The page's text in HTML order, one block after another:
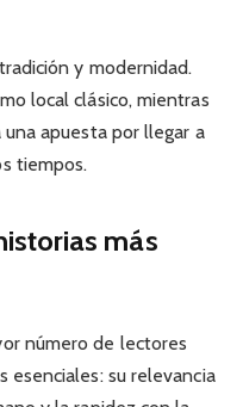
y modernidad.
local clásico, mientras
apuesta por llegar a
tiempos.
más
número de lectores
su relevancia